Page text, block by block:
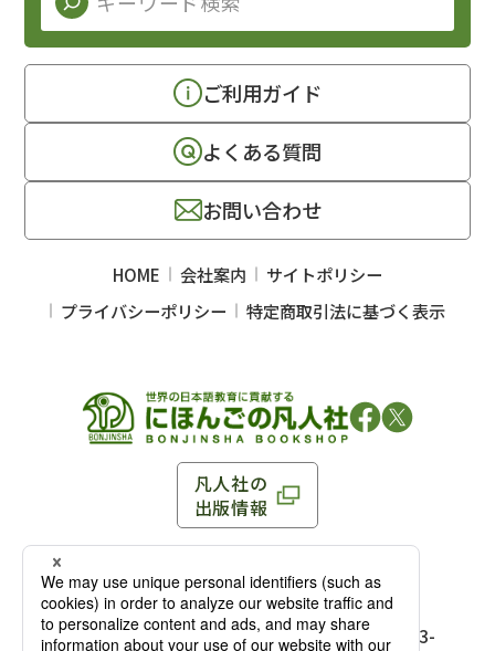
凡人社の
出版情報
〒102-0093 東京都千代田区平河町 1-3-13 8F
TEL：03-3263-3959／FAX：03-3263-3116
〒102-0093 東京都千代田区平河町1-3-
ご利用ガイド
よくある質問
お問い合わせ
HOME 会社案内
サイトポリシー
プライバシーポリシー
特定商取引法に基づく表示